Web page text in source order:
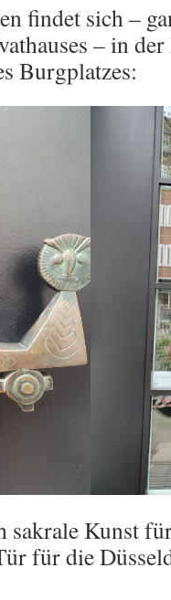
findet sich –
– in
Burgplatzes:
sakrale Kunst
für die